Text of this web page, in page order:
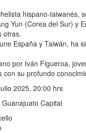
hispano-taiwanés,
Yun (Corea del Sur) y
otras.
España y Taiwán, ha
por Iván Figueroa,
con su profundo
2025, 20:00 hrs
Capital